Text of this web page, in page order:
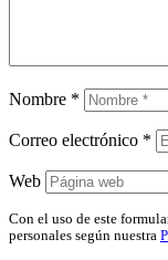
Nombre *
Correo electrónico *
Web
Con el uso de este
personales según nuestra